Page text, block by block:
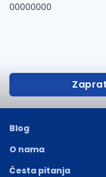
00000000
Blog
O nama
Česta pitanja